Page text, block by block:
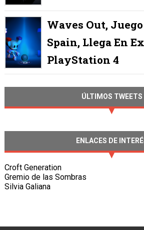
Waves Out,
Spain, Llega En
PlayStation 4
ÚLTIMOS TWEETS
ENLACES DE
Croft Generation
Gremio de las Sombras
Silvia Galiana